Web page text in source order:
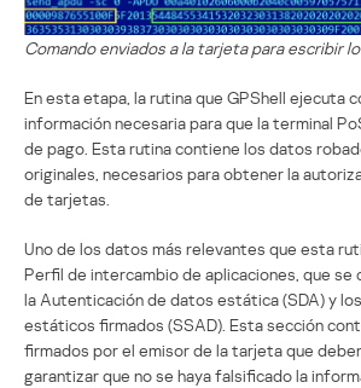
Comando enviados a la tarjeta para escribir
En esta etapa, la rutina que GPShell ejecuta
información necesaria para que la terminal
de pago. Esta rutina contiene los datos
originales, necesarios para obtener la
de tarjetas.
Uno de los datos más relevantes que esta
Perfil de intercambio de aplicaciones, que se
la Autenticación de datos estática (SDA) y
estáticos firmados (SSAD). Esta sección
firmados por el emisor de la tarjeta que
garantizar que no se haya falsificado la